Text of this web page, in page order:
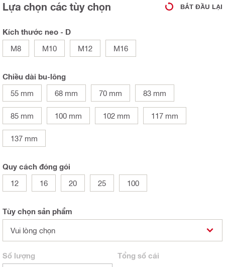
Lựa chọn các tùy chọn BẮT ĐẦU LẠI
Kích thước neo - D
M8
M10 M12 M16
Chiều dài bu-lông
55 mm
68 mm 70 mm 83 mm
85 mm 100 mm 102 mm 117 mm
137 mm
Quy cách đóng gói
12
16 20 25 100
Tùy chọn sản phẩm
Vui lòng chọn
Số lượng Tổng số cái